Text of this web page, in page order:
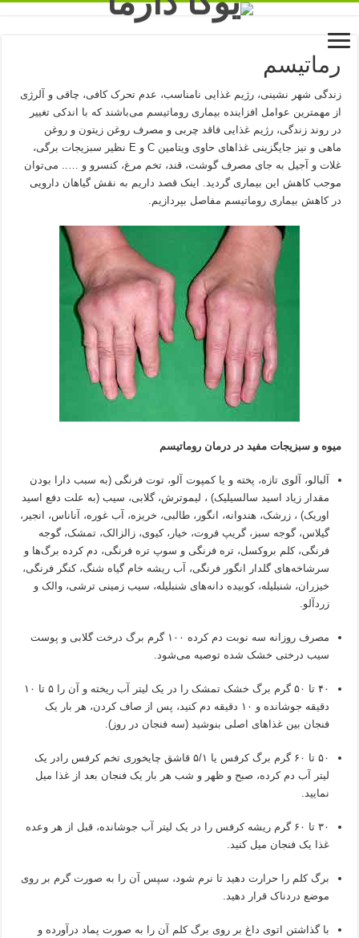
رماتیسم
زندگی شهر نشینی، رژیم غذایی نامناسب، عدم تحرک کافی، چاقی و آلرژی
از مهمترین عوامل افزاینده بیماری روماتیسم می‌باشند که با اندکی تغییر
در روند زندگی، رژیم غذایی فاقد چربی و مصرف روغن زیتون و روغن
ماهی و نیز جایگزینی غذاهای حاوی ویتامینC و E نظیر سبزیجات برگی،
غلات و آجیل به جای مصرف گوشت، قند، تخم مرغ، کنسرو و ….. می‌توان
موجب کاهش این بیماری گردید. اینک قصد داریم به نقش گیاهان دارویی
در کاهش بیماری روماتیسم مفاصل بپردازیم.
میوه و سبزیجات مفید در درمان روماتیسم
آلبالو، آلوی تازه، پخته و یا کمپوت آلو، توت فرنگی (به سبب دارا بودن
مقدار زیاد اسید سالسیلیک) ، لیموترش، گلابی، سیب (به علت دفع اسید
اوریک) ، زرشک، هندوانه، انگور، طالبی، خریزه، آب غوره، آناناس، انجیر،
گیلاس، گوجه سبز، گریپ فروت، خیار، کیوی، زالزالک، تمشک، گوجه
فرنگی، کلم بروکسل، تره فرنگی و سوپ تره فرنگی، دم کرده برگ‌ها و
سرشاخه‌های گلدار انگور فرنگی، آب ریشه خام گیاه شنگ، کنگر فرنگی،
خیزران، شنبلیله، کوبیده دانه‌های شنبلیله، سیب زمینی ترشی، والک و
زردآلو.
مصرف روزانه سه نوبت دم کرده ۱۰۰ گرم برگ درخت گلابی و پوست
سیب درختی خشک شده توصیه می‌شود.
۴۰ تا ۵۰ گرم برگ خشک تمشک را در یک لیتر آب ریخته و آن را ۵ تا ۱۰
دقیقه جوشانده و ۱۰ دقیقه دم کنید، پس از صاف کردن، هر بار یک
فنجان بین غذاهای اصلی بنوشید (سه فنجان در روز).
۵۰ تا ۶۰ گرم برگ کرفس یا ۵/۱ قاشق چایخوری تخم کرفس رادر یک
لیتر آب دم کرده، صبح و ظهر و شب هر بار یک فنجان بعد از غذا میل
نمایید.
۳۰ تا ۶۰ گرم ریشه کرفس را در یک لیتر آب جوشانده، قبل از هر وعده
غذا یک فنجان میل کنید.
برگ کلم را حرارت دهید تا نرم شود، سپس آن را به صورت گرم بر روی
موضع دردناک قرار دهید.
با گذاشتن اتوی داغ بر روی برگ کلم آن را به صورت پماد درآورده و